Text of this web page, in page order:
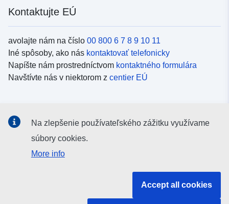
Kontaktujte EÚ
avolajte nám na číslo 00 800 6 7 8 9 10 11
Iné spôsoby, ako nás kontaktovať telefonicky
Napíšte nám prostredníctvom kontaktného formulára
Navštívte nás v niektorom z centier EÚ
Kanály EÚ nasociálnych médiách
Na zlepšenie používateľského zážitku využívame
súbory cookies.
More info
Accept all cookies